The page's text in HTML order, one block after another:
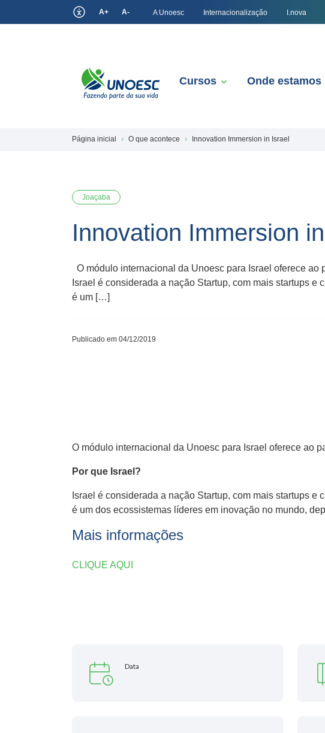
A+ A- A Unoesc Internacionalização I.nova
Cursos Onde estamos
Página inicial O que acontece Innovation Immersion in Israel
Joaçaba
Innovation Immersion
O módulo internacional da Unoesc para Israel oferece
Israel é considerada a nação Startup, com mais startups
é um […]
Publicado em 04/12/2019
O módulo internacional da Unoesc para Israel oferece ao
Por que Israel?
Israel é considerada a nação Startup, com mais startups
é um dos ecossistemas líderes em inovação no mundo,
Mais informações
CLIQUE AQUI
Data